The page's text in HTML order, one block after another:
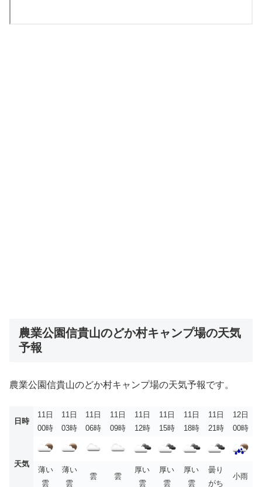
農業公園信貴山のどか村キャンプ場の天気
予報
農業公園信貴山のどか村キャンプ場の天気予報です。
日時
11日
00時
11日
03時
11日
06時
11日
09時
11日
12時
11日
15時
11日
18時
11日
21時
12日
00時
天気
薄い
雲
薄い
雲
雲 雲
厚い
雲
厚い
雲
厚い
雲
曇り
がち
小雨